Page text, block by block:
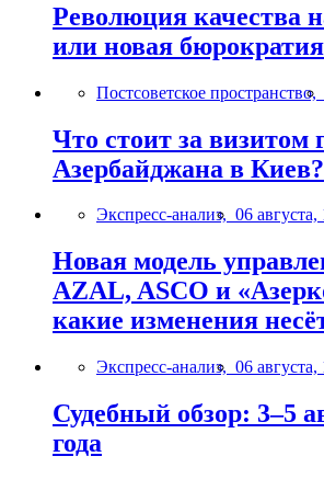
Революция качества
или новая
Постсоветское пространство,
Что стоит за
Азербайджана в Киев?
Экспресс-анализ, 06 августа,
Новая модель
AZAL, ASCO и
какие изменения
Экспресс-анализ, 06 августа,
Судебный обзор: 3–5
года